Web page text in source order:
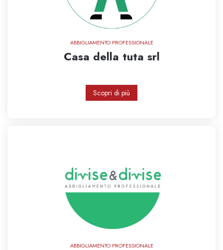
ABBIGLIAMENTO PROFESSIONALE
Casa della tuta srl
Scopri di più
ABBIGLIAMENTO PROFESSIONALE